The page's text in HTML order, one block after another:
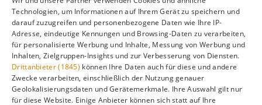
Alle Infos zur besten ReisezeitVancouver
Gefällt dir diese Seite? Teile sie auf Pinterest!
Technologien, um Informationen auf Ihrem Gerät zu speichern und
darauf zuzugreifen und personenbezogene Daten wie Ihre IP-
Adresse, eindeutige Kennungen und Browsing-Daten zu verarbeiten,
für personalisierte Werbung und Inhalte, Messung von Werbung und
Inhalten, Zielgruppen-Insights und zur Verbesserung von Diensten.
Drittanbieter (1845) können Ihre Daten auch für diese und andere
Zwecke verarbeiten, einschließlich der Nutzung genauer
Geolokalisierungsdaten und Gerätemerkmale. Ihre Auswahl gilt nur
für diese Website. Einige Anbieter können sich statt auf Ihre